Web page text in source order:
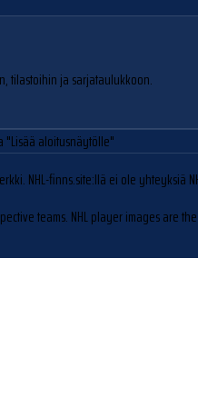
tilastoihin ja sarjataulukkoon.
aloitusnäytölle"
NHL-finns.site:llä ei ole yhteyksiä
teams. NHL player images are